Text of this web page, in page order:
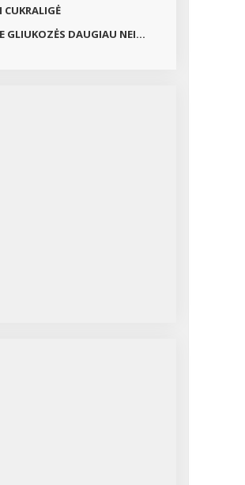
CUKRALIGĖ
GLIUKOZĖS DAUGIAU NEI...